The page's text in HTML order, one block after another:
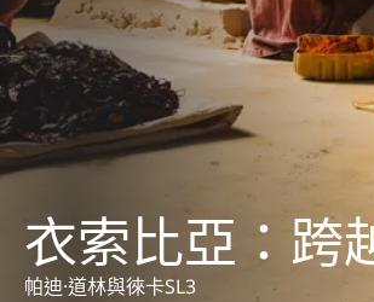
衣索比亞：跨
帕迪·道林與徠卡SL3